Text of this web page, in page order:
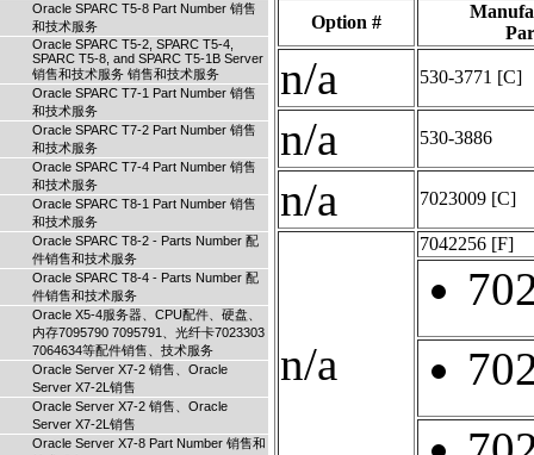
Oracle SPARC T5-8 Part Number 销售
和技术服务
Oracle SPARC T5-2, SPARC T5-4,
SPARC T5-8, and SPARC T5-1B Server
销售和技术服务 销售和技术服务
Oracle SPARC T7-1 Part Number 销售
和技术服务
Oracle SPARC T7-2 Part Number 销售
和技术服务
Oracle SPARC T7-4 Part Number 销售
和技术服务
Oracle SPARC T8-1 Part Number 销售
和技术服务
Oracle SPARC T8-2 - Parts Number 配
件销售和技术服务
Oracle SPARC T8-4 - Parts Number 配
件销售和技术服务
Oracle X5-4服务器、CPU配件、硬盘、
内存7095790 7095791、光纤卡7023303
7064634等配件销售、技术服务
Oracle Server X7-2 销售、Oracle
Server X7-2L销售
Oracle Server X7-2 销售、Oracle
Server X7-2L销售
Oracle Server X7-8 Part Number 销售和
Option #
n/a 530-3771 [C]
n/a 530-3886
n/a 7023009 [C]
n/a
7042256 [F]